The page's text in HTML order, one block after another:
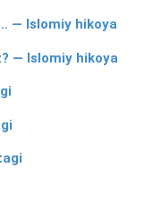
— Islomiy hikoya
— Islomiy hikoya